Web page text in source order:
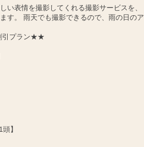
い表情を撮影してくれる撮影サービスを、
す。 雨天でも撮影できるので、雨の日のア
引プラン★★
】